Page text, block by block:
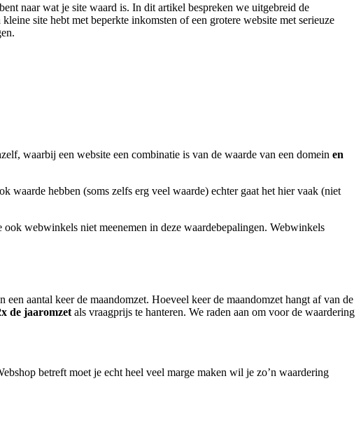
naar wat je site waard is. In dit artikel bespreken we uitgebreid de
site hebt met beperkte inkomsten of een grotere website met serieuze
waarbij een website een combinatie is van de waarde van een domein en
waarde hebben (soms zelfs erg veel waarde) echter gaat het hier vaak (niet
webwinkels niet meenemen in deze waardebepalingen. Webwinkels
aantal keer de maandomzet. Hoeveel keer de maandomzet hangt af van de
de jaaromzet als vraagprijs te hanteren. We raden aan om voor de waardering
betreft moet je echt heel veel marge maken wil je zo’n waardering